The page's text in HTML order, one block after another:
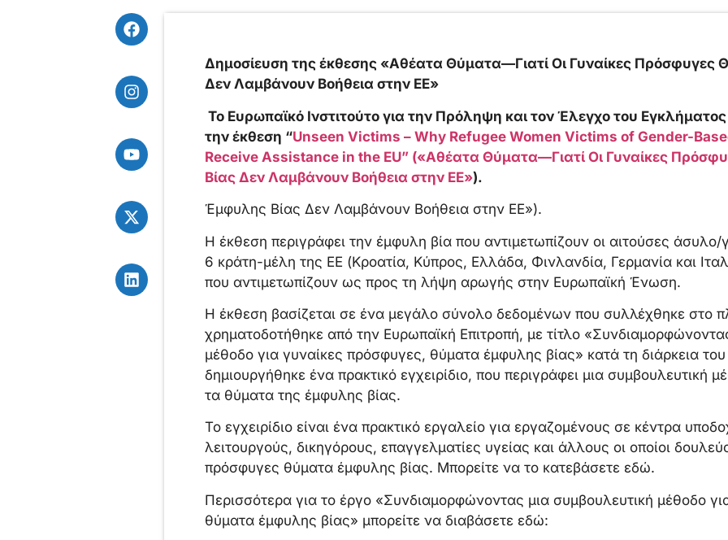
Δημοσίευση της έκθεσης «Αθέατα Θύματα—Γιατί Οι Γυναίκες
Δεν Λαμβάνουν Βοήθεια στην ΕΕ»
To Eυρωπαϊκό Ινστιτούτο για την Πρόληψη και τον Έλεγχο του
την έκθεση “Unseen Victims – Why Refugee Women Victims of Gender-
Receive Assistance in the EU” («Αθέατα Θύματα—Γιατί Οι Γυναίκες
Βίας Δεν Λαμβάνουν Βοήθεια στην ΕΕ»).
Έμφυλης Βίας Δεν Λαμβάνουν Βοήθεια στην ΕΕ»).
Η έκθεση περιγράφει την έμφυλη βία που αντιμετωπίζουν οι αιτούσες
6 κράτη-μέλη της ΕΕ (Κροατία, Κύπρος, Ελλάδα, Φινλανδία, Γερμανία και
που αντιμετωπίζουν ως προς τη λήψη αρωγής στην Ευρωπαϊκή Ένωση.
Η έκθεση βασίζεται σε ένα μεγάλο σύνολο δεδομένων που συλλέχθηκε στο
χρηματοδοτήθηκε από την Ευρωπαϊκή Επιτροπή, με τίτλο
μέθοδο για γυναίκες πρόσφυγες, θύματα έμφυλης βίας» κατά τη διάρκεια
δημιουργήθηκε ένα πρακτικό εγχειρίδιο, που περιγράφει μια συμβουλευτική
τα θύματα της έμφυλης βίας.
To εγχειρίδιο είναι ένα πρακτικό εργαλείο για εργαζομένους σε κέντρα
λειτουργούς, δικηγόρους, επαγγελματίες υγείας και άλλους οι οποίοι
πρόσφυγες θύματα έμφυλης βίας. Mπορείτε να το κατεβάσετε εδώ.
Περισσότερα για το έργο «Συνδιαμορφώνοντας μια συμβουλευτική μέθοδο
θύματα έμφυλης βίας» μπορείτε να διαβάσετε εδώ: